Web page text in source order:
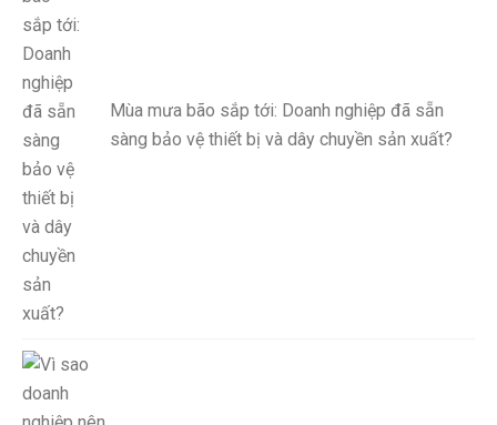
Mùa mưa bão sắp tới: Doanh nghiệp đã sẵn
sàng bảo vệ thiết bị và dây chuyền sản xuất?